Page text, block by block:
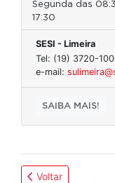
Segunda das
17:30
SESI - Limeira
Tel: (19) 3720-
e-mail:
SAIBA MAIS!
Voltar